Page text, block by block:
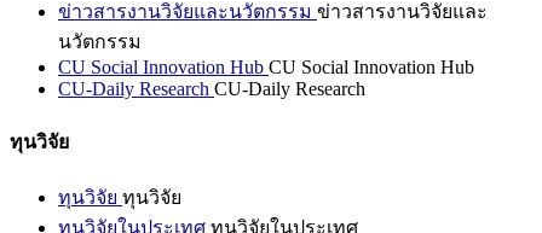
ข่าวสารงานวิจัยและนวัตกรรม ข่าวสารงานวิจัยและ
นวัตกรรม
CU Social Innovation Hub CU Social Innovation Hub
CU-Daily Research CU-Daily Research
ทุนวิจัย
ทุนวิจัย ทุนวิจัย
ทุนวิจัยในประเทศ ทุนวิจัยในประเทศ